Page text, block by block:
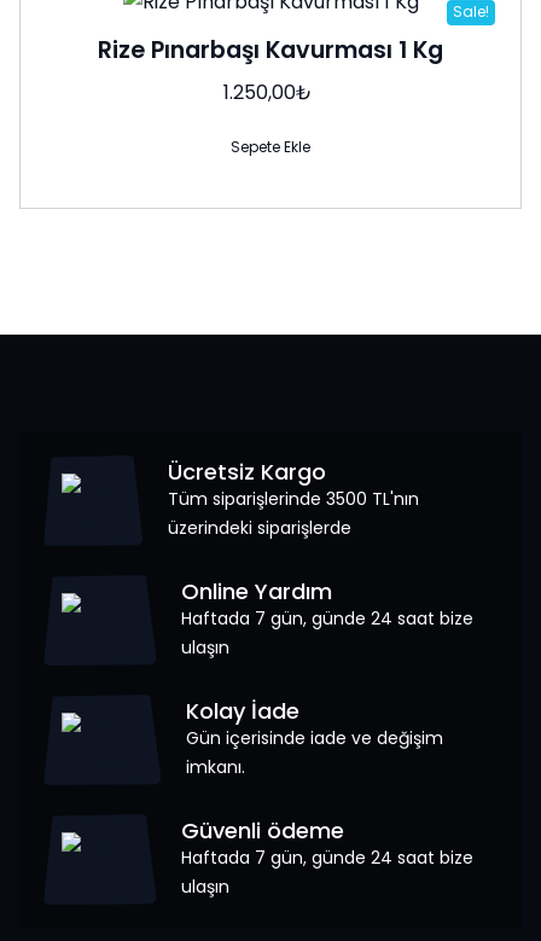
Sale!
Rize Pınarbaşı Kavurması 1 Kg
1.250,00₺
Sepete Ekle
Ücretsiz Kargo
Tüm siparişlerinde 3500 TL'nın
üzerindeki siparişlerde
Online Yardım
Haftada 7 gün, günde 24 saat bize
ulaşın
Kolay İade
Gün içerisinde iade ve değişim
imkanı.
Güvenli ödeme
Haftada 7 gün, günde 24 saat bize
ulaşın